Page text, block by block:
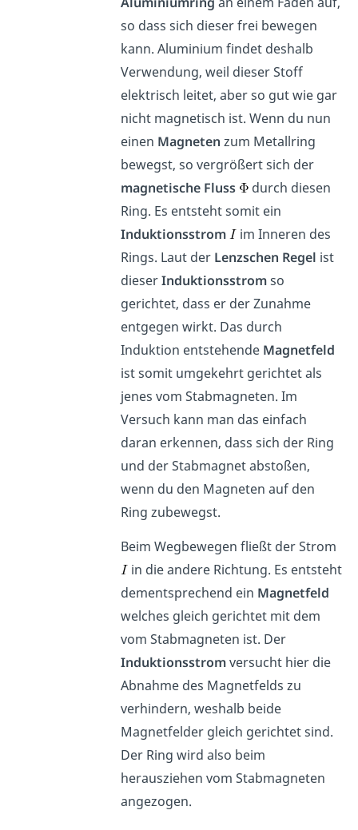
so dass sich dieser frei bewegen
kann. Aluminium findet deshalb
Verwendung, weil dieser Stoff
elektrisch leitet, aber so gut wie gar
nicht magnetisch ist. Wenn du nun
einen Magneten zum Metallring
bewegst, so vergrößert sich der
magnetische Fluss
durch diesen
Ring. Es entsteht somit ein
Induktionsstrom im Inneren des
Rings. Laut der Lenzschen Regel ist
dieserInduktionsstromso
gerichtet, dass er der Zunahme
entgegen wirkt. Das durch
Induktion entstehende Magnetfeld
ist somit umgekehrt gerichtet als
jenes vom Stabmagneten. Im
Versuch kann man das einfach
daran erkennen, dass sich der Ring
und der Stabmagnet abstoßen,
wenn du den Magneten auf den
Ring zubewegst.
Beim Wegbewegen fließt der Strom
in die andere Richtung. Es entsteht
dementsprechend ein Magnetfeld
welches gleich gerichtet mit dem
vom Stabmagneten ist. Der
Induktionsstromversucht hier die
Abnahme des Magnetfelds zu
verhindern, weshalb beide
Magnetfelder gleich gerichtet sind.
Der Ring wird also beim
herausziehen vom Stabmagneten
angezogen.